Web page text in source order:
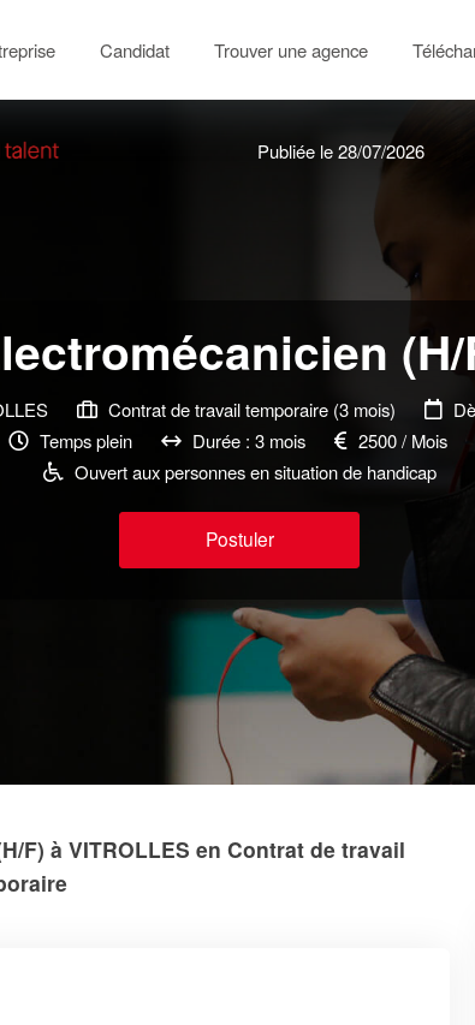
Candidat Trouver une agence
Publiée le 28/07/2026
(H/
Contrat de travail temporaire (3 mois)
Temps plein
Durée : 3 mois
2500 / Mois
Ouvert aux personnes en situation de handicap
Postuler
F) à VITROLLES en Contrat de travail